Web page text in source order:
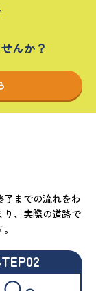
んか？
までの流れをわ
り、実際の道路で